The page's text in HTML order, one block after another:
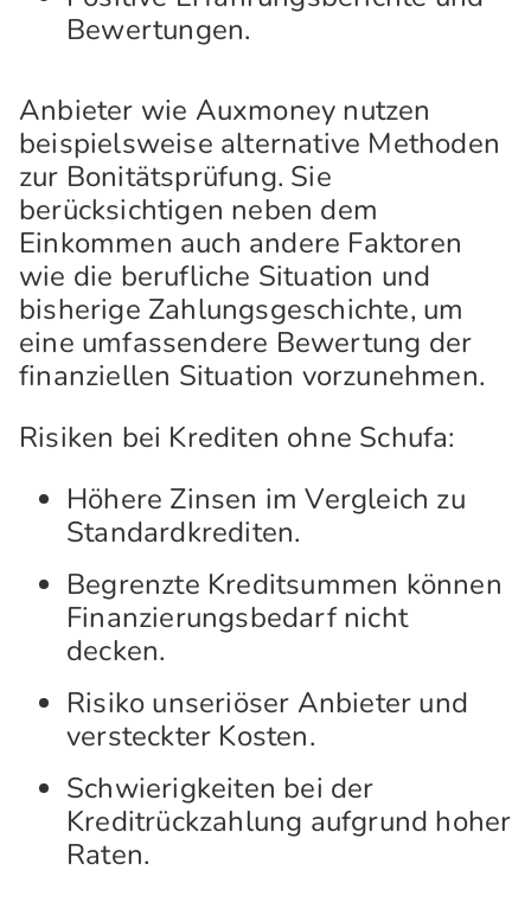
Bewertungen.
Anbieter wie Auxmoney nutzen
beispielsweise alternative Methoden
zur Bonitätsprüfung. Sie
berücksichtigen neben dem
Einkommen auch andere Faktoren
wie die berufliche Situation und
bisherige Zahlungsgeschichte, um
eine umfassendere Bewertung der
finanziellen Situation vorzunehmen.
Risiken bei Krediten ohne Schufa:
Höhere Zinsen im Vergleich zu
Standardkrediten.
Begrenzte Kreditsummen können
Finanzierungsbedarf nicht
decken.
Risiko unseriöser Anbieter und
versteckter Kosten.
Schwierigkeiten bei der
Kreditrückzahlung aufgrund hoher
Raten.